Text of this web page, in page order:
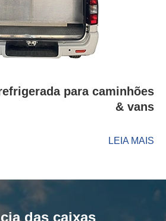
para caminhões
& vans
LEIA MAIS
das caixas